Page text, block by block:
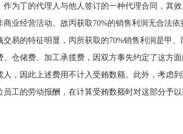
为丁的代理人与他人签订的一种代理合同，其效
业经营活动。故丙获取70%的销售利润无合法
易的特征明显，丙所获取的70%销售利润是甲
仓储费、加工承揽费，因双方事先约定了这方
，因此上述费用不计入受贿数额。此外，考虑
工的劳动报酬，在计算受贿数额时对这部分予